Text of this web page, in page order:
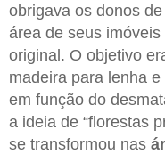
obrigava os donos
área de seus
original. O objetivo
madeira para lenha
em função do
a ideia de “florestas
se transformou nas